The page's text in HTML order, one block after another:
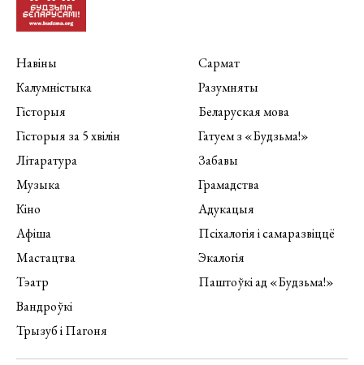
Навіны
Калумністыка
Гісторыя
Гісторыя за 5 хвілін
Літаратура
Музыка
Кіно
Афіша
Мастацтва
Тэатр
Вандроўкі
Трызуб і Пагоня
Сармат
Разумняты
Беларуская мова
Гатуем з «Будзьма!»
Забавы
Грамадства
Адукацыя
Псіхалогія і самаразвіццё
Экалогія
Паштоўкі ад «Будзьма!»